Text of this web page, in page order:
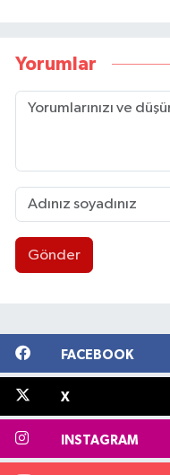
Yorumlar
Gönder
FACEBOOK
X
INSTAGRAM